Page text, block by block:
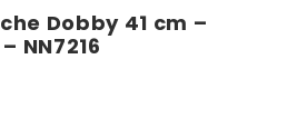
Dobby 41 cm –
NN7216